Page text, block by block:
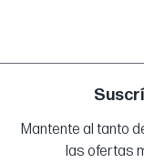
Mantente al tanto
las ofertas